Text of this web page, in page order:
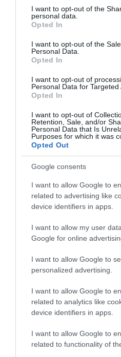
not limited to your visit or usage
grant or deny consent to
use your data for below
consent section.
I want to opt-out of the
personal data.
Opted In
I want to opt-out of the
Personal Data.
Opted In
I want to opt-out of
Personal Data for Targeted
Opted In
I want to opt-out of
Retention, Sale, and/or
Personal Data that Is
Purposes for which it was
Opted Out
Google consents
I want to allow Google to
related to advertising like
device identifiers in apps.
I want to allow my user
Google for online
I want to allow Google to
personalized advertising.
I want to allow Google to
related to analytics like
device identifiers in apps.
I want to allow Google to
related to functionality of
segítse a…
Mégsem lesz
Autószalon
Egyelőre nem marad
Autószalon, de…